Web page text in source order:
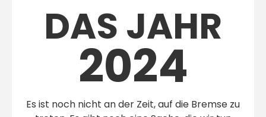
DAS JAHR
2024
Es ist noch nicht an der Zeit, auf die Bremse zu